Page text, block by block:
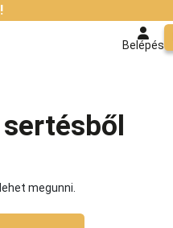
Belépés
megunni.